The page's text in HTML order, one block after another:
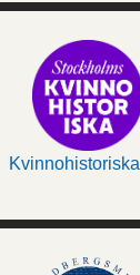
Kvinnohistoriska